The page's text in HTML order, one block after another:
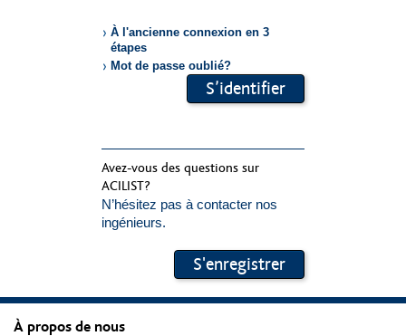
À l'ancienne connexion en 3
étapes
Mot de passe oublié?
Formulardaten
S’identifier
Avez-vous des questions sur
ACILIST?
N’hésitez pas à contacter nos
ingénieurs.
S'enregistrer
À propos de nous